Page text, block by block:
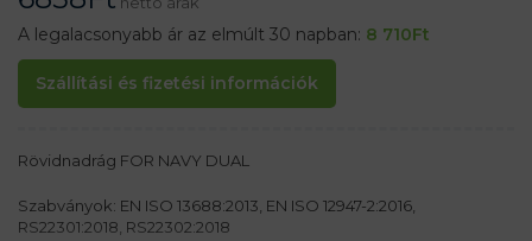
A legalacsonyabb ár az elmúlt 30 napban: 8 710Ft
Szállítási és fizetési információk
Rövidnadrág FOR NAVY DUAL
Szabványok: EN ISO 13688:2013, EN ISO 12947-2:2016,
RS22301:2018, RS22302:2018